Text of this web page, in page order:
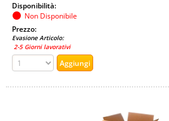
Disponibilità:
Non Disponibile
Prezzo:
Evasione Articolo:
2-5 Giorni lavorativi